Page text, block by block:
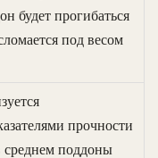
будет прогибаться
под весом
прочности
среднем поддоны